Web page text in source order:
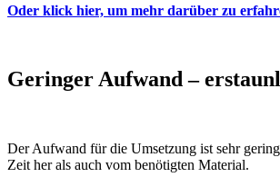
Oder klick hier, um mehr darüber zu
Geringer Aufwand –
Der Aufwand für die Umsetzung ist sehr
Zeit her als auch vom benötigten Material.